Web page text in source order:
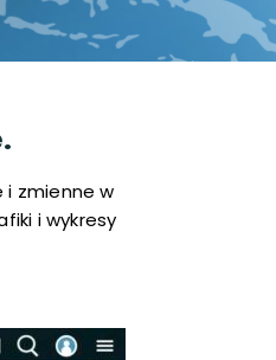
i zmienne w
i wykresy